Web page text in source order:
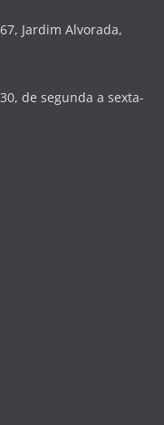
Jardim Alvorada,
de segunda a sexta-